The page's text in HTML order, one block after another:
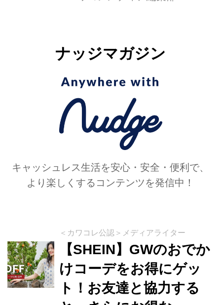
ナッジマガジン
キャッシュレス生活を安心・安全・便利で、
より楽しくするコンテンツを発信中！
＜カワコレ公認＞メディアライター
【SHEIN】GWのおでか
けコーデをお得にゲッ
ト！お友達と協力する